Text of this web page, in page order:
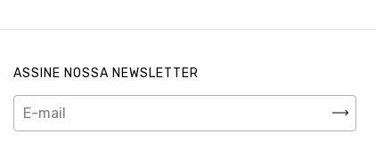
ASSINE NOSSA NEWSLETTER